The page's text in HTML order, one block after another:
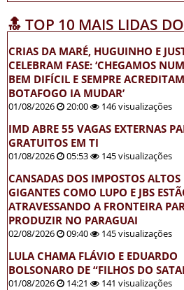
🔝 TOP 10 MAIS LIDAS
CRIAS DA MARÉ, HUGUINHO E
CELEBRAM FASE: ‘CHEGAMOS
BEM DIFÍCIL E SEMPRE
BOTAFOGO IA MUDAR’
01/08/2026 20:00 146 visualizações
IMD ABRE 55 VAGAS EXTERNAS
GRATUITOS EM TI
01/08/2026 05:53 145 visualizações
CANSADAS DOS IMPOSTOS
GIGANTES COMO LUPO E JBS
ATRAVESSANDO A FRONTEIRA
PRODUZIR NO PARAGUAI
02/08/2026 09:40 145 visualizações
LULA CHAMA FLÁVIO E EDUARDO
BOLSONARO DE “FILHOS DO
01/08/2026 14:21 141 visualizações